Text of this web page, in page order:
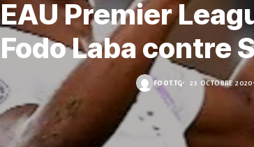
EAU Premier
Fodo Laba contre
FOOT.TG 23 OCTOBRE 2020